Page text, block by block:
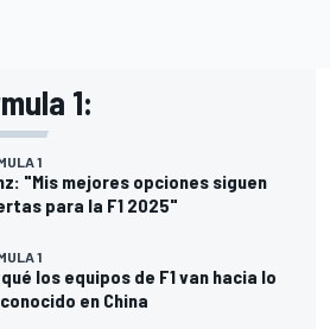
1:
1
"Mis mejores opciones siguen
para la F1 2025"
1
los equipos de F1 van hacia lo
en China